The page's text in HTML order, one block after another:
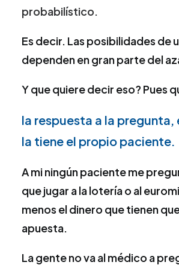
probabilístico.
Es decir. Las posibilidades de
dependen en gran parte del
Y que quiere decir eso? Pues
la respuesta a la pregunta,
la tiene el propio paciente.
A mi ningún paciente me
que jugar a la lotería o al
menos el dinero que tienen
apuesta.
La gente no va al médico a